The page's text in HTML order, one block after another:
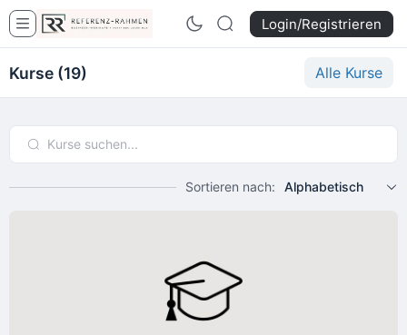
Login/Registrieren
Kurse (19) Alle Kurse
Sortieren nach: Alphabetisch